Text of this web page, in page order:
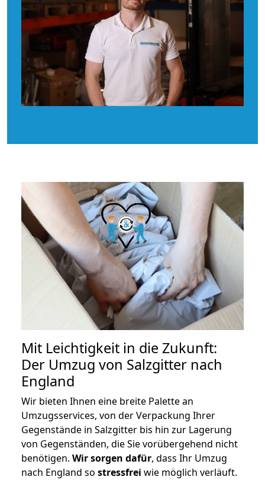
Mit Leichtigkeit in die Zukunft:
Der Umzug von Salzgitter nach
England
Wir bieten Ihnen eine breite Palette an
Umzugsservices, von der Verpackung Ihrer
Gegenstände in Salzgitter bis hin zur Lagerung
von Gegenständen, die Sie vorübergehend nicht
benötigen. Wir sorgen dafür, dass Ihr Umzug
nach England so stressfrei wie möglich verläuft.